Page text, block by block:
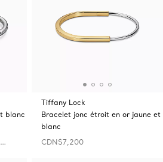
blanc
Tiffany Lock
Bracelet jonc étroit en or jaune et
blanc
CDN$7,200